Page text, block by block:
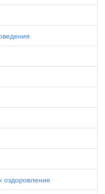
оздоровление